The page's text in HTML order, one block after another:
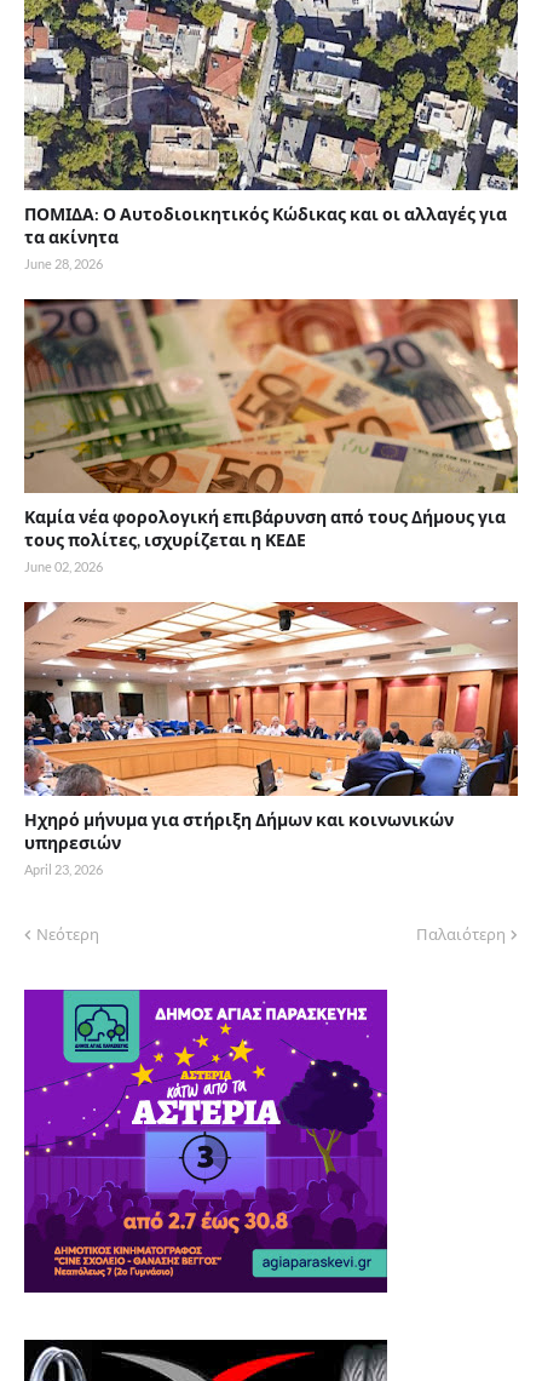
ΠΟΜΙΔΑ: Ο Αυτοδιοικητικός Κώδικας και οι αλλαγές για
τα ακίνητα
June 28, 2026
Καμία νέα φορολογική επιβάρυνση από τους Δήμους για
τους πολίτες, ισχυρίζεται η ΚΕΔΕ
June 02, 2026
Ηχηρό μήνυμα για στήριξη Δήμων και κοινωνικών
υπηρεσιών
April 23, 2026
Νεότερη Παλαιότερη